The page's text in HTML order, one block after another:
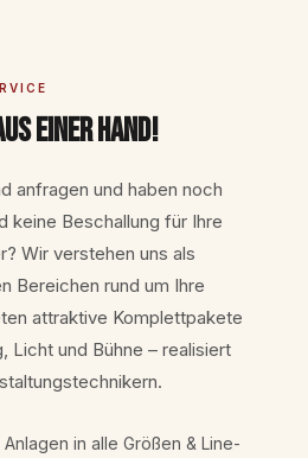
einer Hand!
anfragen und haben noch
keine Beschallung für Ihre
Wir verstehen uns als
Bereichen rund um Ihre
attraktive Komplettpakete
Licht und Bühne – realisiert
in alle Größen & Line-